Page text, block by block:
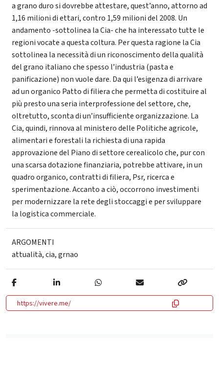
a grano duro si dovrebbe attestare, quest’anno, attorno ad
1,16 milioni di ettari, contro 1,59 milioni del 2008. Un
andamento -sottolinea la Cia- che ha interessato tutte le
regioni vocate a questa coltura. Per questa ragione la Cia
sottolinea la necessità di un riconoscimento della qualità
del grano italiano che spesso l’industria (pasta e
panificazione) non vuole dare. Da qui l’esigenza di arrivare
ad un organico Patto di filiera che permetta di costituire al
più presto una seria interprofessione del settore, che,
oltretutto, sconta di un’insufficiente organizzazione. La
Cia, quindi, rinnova al ministero delle Politiche agricole,
alimentari e forestali la richiesta di una rapida
approvazione del Piano di settore cerealicolo che, pur con
una scarsa dotazione finanziaria, potrebbe attivare, in un
quadro organico, contratti di filiera, Psr, ricerca e
sperimentazione. Accanto a ciò, occorrono investimenti
per modernizzare la rete degli stoccaggi e per sviluppare
la logistica commerciale.
ARGOMENTI
attualità,cia,grnao
https://vivere.me/